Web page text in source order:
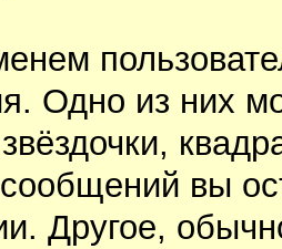
Одно из них
вы
Другое,